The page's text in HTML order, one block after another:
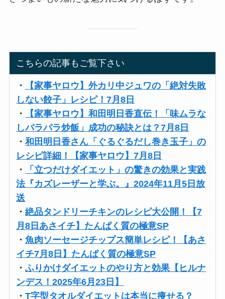
こちらの記事もご覧下さい
・
【家事ヤロウ】外カリ中ジュワの「絶対失敗
しない餃子」レシピ！7月8日
・
【家事ヤロウ】和田明日香直伝！「味ムラな
しパラパラ炒飯」成功の秘訣とは？7月8日
・和田明日香さん「ぐるぐるだし巻き玉子」の
レシピ詳細！【家事ヤロウ】7月8日
・
「立つだけダイエット」の驚きの効果と実践
法『カズレーザーと学ぶ。』2024年11月5日放
送
・絶品タンドリーチキンのレシピ大公開！【7
月8日あさイチ】たんぱく質の極意SP
・魚肉ソーセージチップス簡単レシピ！【あさ
イチ7月8日】たんぱく質の極意SP
・ふりかけダイエットのやり方と効果【ヒルナ
ンデス！2025年6月23日】
・T字型タオルダイエットは本当に痩せる？